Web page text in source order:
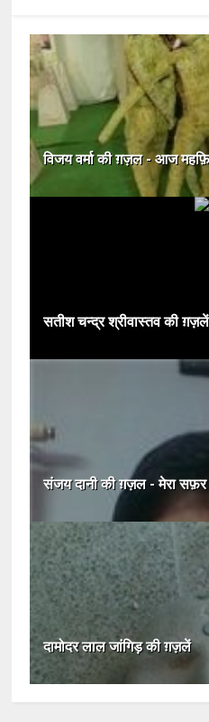
विजय वर्मा की ग़ज़ल - आज
सतीश चन्द्र श्रीवास्तव की ग़ज़लें
संजय दानी की ग़ज़ल - मेरा सफ़र
दामोदर लाल जांगिड़ की ग़ज़लें